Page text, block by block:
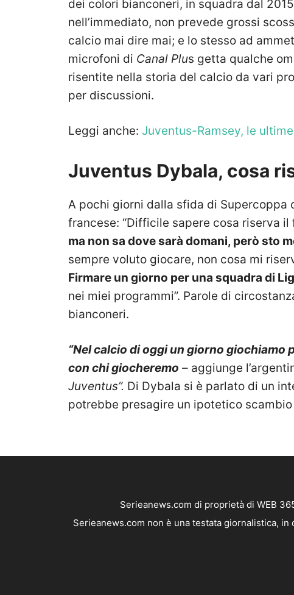
dei colori bianconeri, in squadra dal
nell’immediato, non prevede grossi
calcio mai dire mai; e lo stesso ad
microfoni di Canal Plus getta qualche
risentite nella storia del calcio da vari
per discussioni.
Leggi anche: Juventus-Ramsey, le ultime
Juventus Dybala, cosa
A pochi giorni dalla sfida di
francese: “Difficile sapere cosa riserva il
ma non sa dove sarà domani, però sto
sempre voluto giocare, non cosa mi
Firmare un giorno per una squadra di
nei miei programmi”. Parole di
bianconeri.
“Nel calcio di oggi un giorno giochiamo
con chi giocheremo – aggiunge
Juventus”. Di Dybala si è parlato di un
potrebbe presagire un ipotetico scambio
Serieanews.com di proprietà di WEB
Serieanews.com non è una testata giornalistica,